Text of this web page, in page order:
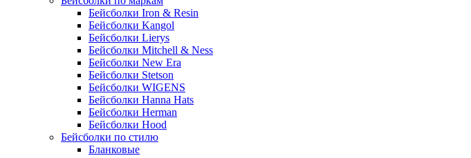
Бейсболки Iron & Resin
Бейсболки Kangol
Бейсболки Lierys
Бейсболки Mitchell & Ness
Бейсболки New Era
Бейсболки Stetson
Бейсболки WIGENS
Бейсболки Hanna Hats
Бейсболки Herman
Бейсболки Hood
Бейсболки по стилю
Бланковые